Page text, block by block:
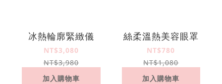
冰熱輪廓緊緻儀
NT$3,080
NT$3,980
加入購物車
絲柔溫熱美容眼罩
NT$780
NT$1,080
加入購物車